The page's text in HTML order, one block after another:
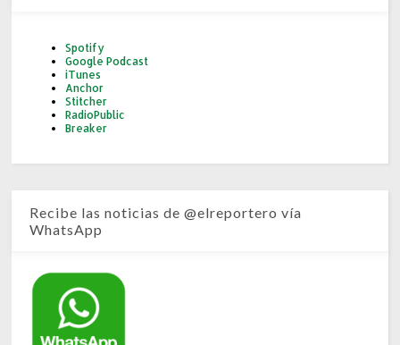
Spotify
Google Podcast
iTunes
Anchor
Stitcher
RadioPublic
Breaker
Recibe las noticias de @elreportero vía
WhatsApp